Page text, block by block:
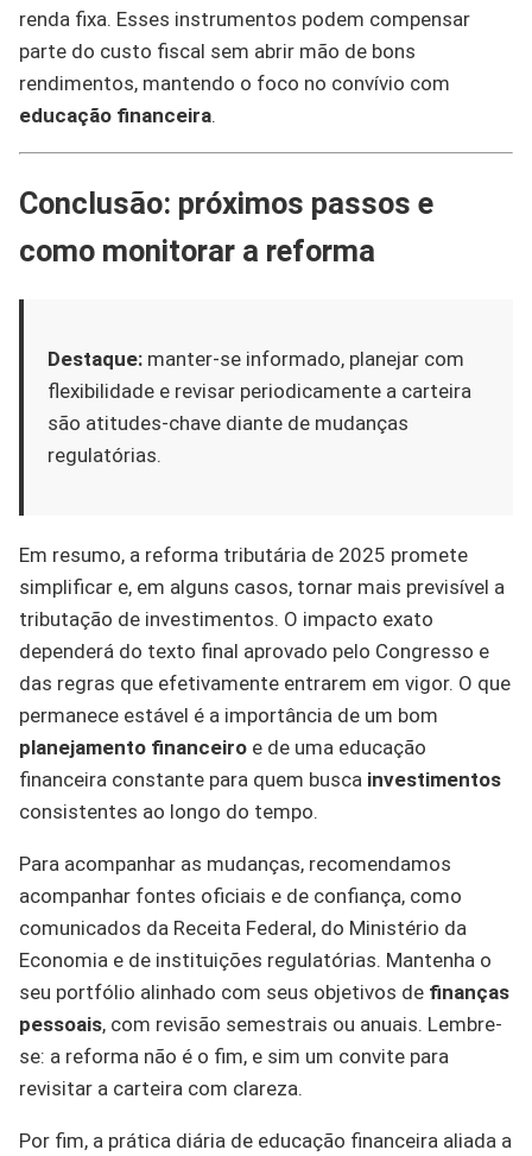
renda fixa. Esses instrumentos podem compensar
parte do custo fiscal sem abrir mão de bons
rendimentos, mantendo o foco no convívio com
educação financeira.
Conclusão: próximos passos e
como monitorar a reforma
Destaque: manter-se informado, planejar com
flexibilidade e revisar periodicamente a carteira
são atitudes-chave diante de mudanças
regulatórias.
Em resumo, a reforma tributária de 2025 promete
simplificar e, em alguns casos, tornar mais previsível a
tributação de investimentos. O impacto exato
dependerá do texto final aprovado pelo Congresso e
das regras que efetivamente entrarem em vigor. O que
permanece estável é a importância de um bom
planejamento financeiro e de uma educação
financeira constante para quem busca investimentos
consistentes ao longo do tempo.
Para acompanhar as mudanças, recomendamos
acompanhar fontes oficiais e de confiança, como
comunicados da Receita Federal, do Ministério da
Economia e de instituições regulatórias. Mantenha o
seu portfólio alinhado com seus objetivos de finanças
pessoais, com revisão semestrais ou anuais. Lembre-
se: a reforma não é o fim, e sim um convite para
revisitar a carteira com clareza.
Por fim, a prática diária de educação financeira aliada a